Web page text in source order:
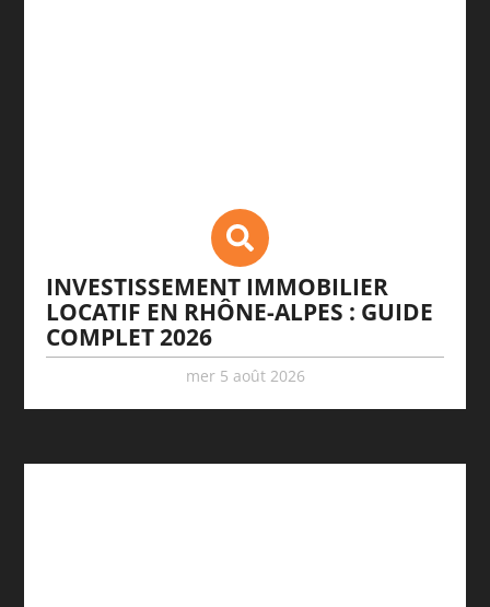
INVESTISSEMENT IMMOBILIER
LOCATIF EN RHÔNE-ALPES : GUIDE
COMPLET 2026
mer 5 août 2026